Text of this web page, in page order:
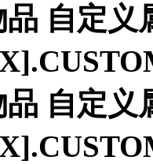
自定义
自定义